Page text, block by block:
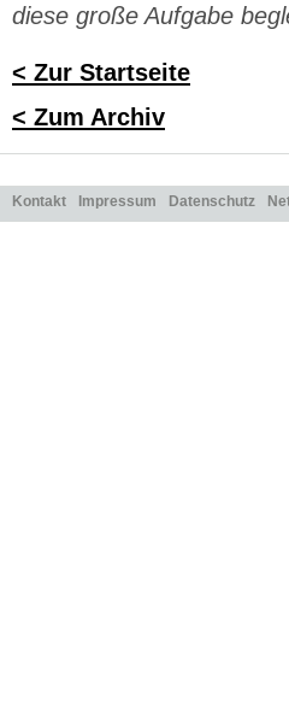
diese große Aufgabe
< Zur Startseite
< Zum Archiv
Kontakt Impressum Datenschutz